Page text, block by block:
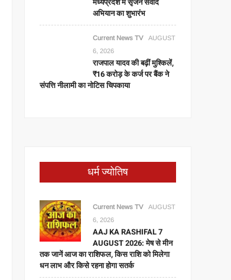
अभियान का शुभारंभ
Current News TV
AUGUST
6, 2026
राजपाल यादव की बढ़ीं मुश्किलें,
₹16 करोड़ के कर्ज पर बैंक ने
संपत्ति नीलामी का नोटिस चिपकाया
धर्म ज्योतिष
Current News TV
AUGUST
6, 2026
AAJ KA RASHIFAL 7
AUGUST 2026: मेष से मीन
तक जानें आज का राशिफल, किस राशि को मिलेगा
धन लाभ और किसे रहना होगा सतर्क